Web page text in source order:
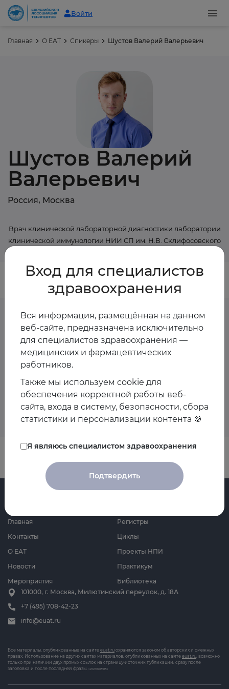
Войти
Главная О ЕАТ Спикеры Шустов Валерий Валерьевич
Шустов Валерий
Валерьевич
Россия, Москва
Врач клинической лабораторной диагностики лаборатории
клинической иммунологии НИИ СП им. Н.В. Склифосовского
Предстоящие
мероприятия спикера
Пока мероприятия со спикером не запланированы
Главная
О ЕАТ
Новости
Мероприятия
Циклы
Проекты НПИ
Практикум
Библиотека
Регистры
Контакты
101000, г. Москва, Милютинский переулок, д. 18А
+7 (495) 708-42-23
info@euat.ru
Все материалы, опубликованные на сайте euat.ru охраняются законом об авторских и смежных
правах. Использование на других сайтах материалов, опубликованных на сайте euat.ru, возможно
только при наличии двух прямых ссылок на страницу-источник публикации: сразу после
заголовка и после последней фразы. v202607031833
Вход для специалистов
здравоохранения
Вся информация, размещённая на данном
веб-сайте, предназначена исключительно
для специалистов здравоохранения —
медицинских и фармацевтических
работников.
Также мы используем cookie для
обеспечения корректной работы веб-
сайта, входа в систему, безопасности, сбора
статистики и персонализации контента 🍪
Я являюсь специалистом здравоохранения
Подтвердить